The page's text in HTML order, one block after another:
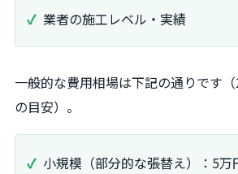
業者の施工レベル・実績
一般的な費用相場は下記の通りです
の目安）。
小規模（部分的な張替え）：5万